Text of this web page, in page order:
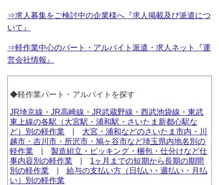
⇒求人募集をご検討中の企業様へ『求人掲載及び派遣につ
いて』
⇒軽作業中心のパート・アルバイト派遣・求人ネット『運
営会社情報』
◆軽作業パート・アルバイトを探す
JR埼京線・JR高崎線・JR武蔵野線・西武池袋線・東武
東上線の各駅（大宮駅・浦和駅・さいたま新都心駅な
ど）別の軽作業
大宮・浦和などのさいたま市内・川
越市・吉川市・所沢市・鳩ヶ谷市など埼玉県内地名別の
軽作業 |製造組立・ピッキング・梱包・仕分けなど仕
事内容別の軽作業
1ヶ月までの短期から長期の期間
別の軽作業 |給与の支払い方（日払い・週払い・月払
い）別の軽作業